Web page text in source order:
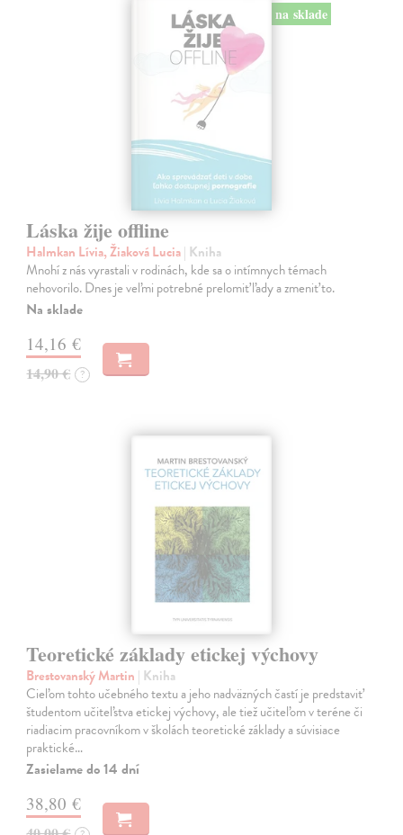
na sklade
Láska žije offline
Halmkan Lívia, Žiaková Lucia| Kniha
Mnohí z nás vyrastali v rodinách, kde sa o intímnych témach
nehovorilo. Dnes je veľmi potrebné prelomiť ľady a zmeniť to.
Na sklade
14,16 €
14,90 € ?
Teoretické základy etickej výchovy
Brestovanský Martin | Kniha
Cieľom tohto učebného textu a jeho nadväzných častí je predstaviť
študentom učiteľstva etickej výchovy, ale tiež učiteľom v teréne či
riadiacim pracovníkom v školách teoretické základy a súvisiace
praktické…
Zasielame do 14 dní
38,80 €